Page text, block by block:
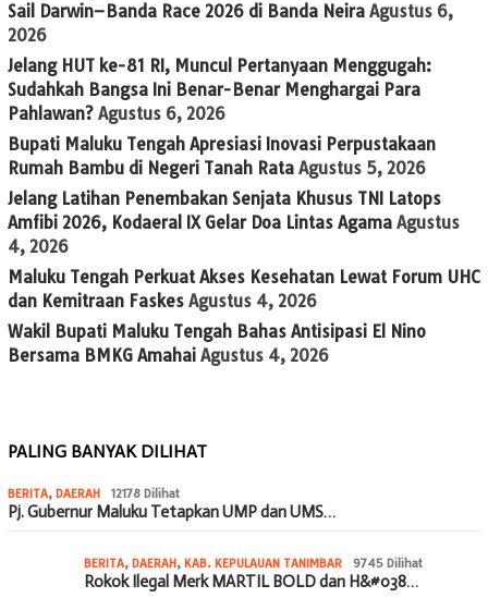
Sail Darwin–Banda Race 2026 di Banda Neira Agustus 6,
2026
Jelang HUT ke-81 RI, Muncul Pertanyaan Menggugah:
Sudahkah Bangsa Ini Benar-Benar Menghargai Para
Pahlawan? Agustus 6, 2026
Bupati Maluku Tengah Apresiasi Inovasi Perpustakaan
Rumah Bambu di Negeri Tanah Rata Agustus 5, 2026
Jelang Latihan Penembakan Senjata Khusus TNI Latops
Amfibi 2026, Kodaeral IX Gelar Doa Lintas Agama Agustus
4, 2026
Maluku Tengah Perkuat Akses Kesehatan Lewat Forum UHC
dan Kemitraan Faskes Agustus 4, 2026
Wakil Bupati Maluku Tengah Bahas Antisipasi El Nino
Bersama BMKG Amahai Agustus 4, 2026
PALING BANYAK DILIHAT
BERITA, DAERAH 12178 Dilihat
Pj. Gubernur Maluku Tetapkan UMP dan UMS…
BERITA, DAERAH, KAB. KEPULAUAN TANIMBAR 9745 Dilihat
Rokok Ilegal Merk MARTIL BOLD dan H&#038…